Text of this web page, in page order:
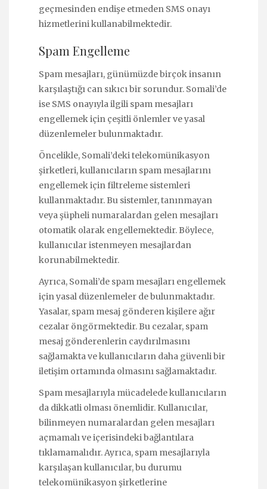
geçmesinden endişe etmeden SMS onayı
hizmetlerini kullanabilmektedir.
Spam Engelleme
Spam mesajları, günümüzde birçok insanın
karşılaştığı can sıkıcı bir sorundur. Somali’de
ise SMS onayıyla ilgili spam mesajları
engellemek için çeşitli önlemler ve yasal
düzenlemeler bulunmaktadır.
Öncelikle, Somali’deki telekomünikasyon
şirketleri, kullanıcıların spam mesajlarını
engellemek için filtreleme sistemleri
kullanmaktadır. Bu sistemler, tanınmayan
veya şüpheli numaralardan gelen mesajları
otomatik olarak engellemektedir. Böylece,
kullanıcılar istenmeyen mesajlardan
korunabilmektedir.
Ayrıca, Somali’de spam mesajları engellemek
için yasal düzenlemeler de bulunmaktadır.
Yasalar, spam mesaj gönderen kişilere ağır
cezalar öngörmektedir. Bu cezalar, spam
mesaj gönderenlerin caydırılmasını
sağlamakta ve kullanıcıların daha güvenli bir
iletişim ortamında olmasını sağlamaktadır.
Spam mesajlarıyla mücadelede kullanıcıların
da dikkatli olması önemlidir. Kullanıcılar,
bilinmeyen numaralardan gelen mesajları
açmamalı ve içerisindeki bağlantılara
tıklamamalıdır. Ayrıca, spam mesajlarıyla
karşılaşan kullanıcılar, bu durumu
telekomünikasyon şirketlerine